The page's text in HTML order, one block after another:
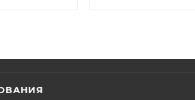
функции